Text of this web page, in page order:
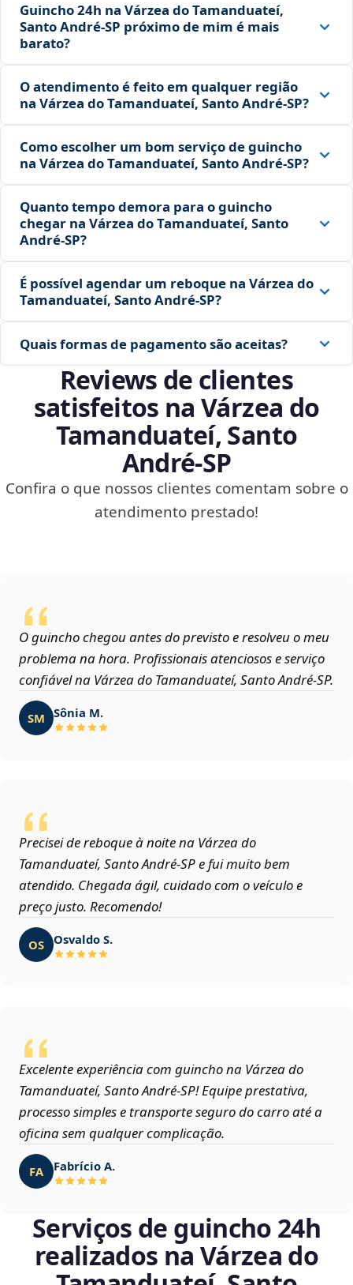
Guincho 24h na Várzea do Tamanduateí,
Santo André‑SP próximo de mim é mais
barato?
O atendimento é feito em qualquer região
na Várzea do Tamanduateí, Santo André‑SP?
Como escolher um bom serviço de guincho
na Várzea do Tamanduateí, Santo André‑SP?
Quanto tempo demora para o guincho
chegar na Várzea do Tamanduateí, Santo
André‑SP?
É possível agendar um reboque na Várzea do
Tamanduateí, Santo André‑SP?
Quais formas de pagamento são aceitas?
Reviews de clientes
satisfeitos na Várzea do
Tamanduateí, Santo
André‑SP
Confira o que nossos clientes comentam sobre o
atendimento prestado!
O guincho chegou antes do previsto e resolveu o meu
problema na hora. Profissionais atenciosos e serviço
confiável na Várzea do Tamanduateí, Santo André‑SP.
SM Sônia M.
Precisei de reboque à noite na Várzea do
Tamanduateí, Santo André‑SP e fui muito bem
atendido. Chegada ágil, cuidado com o veículo e
preço justo. Recomendo!
OS Osvaldo S.
Excelente experiência com guincho na Várzea do
Tamanduateí, Santo André‑SP! Equipe prestativa,
processo simples e transporte seguro do carro até a
oficina sem qualquer complicação.
FA Fabrício A.
Serviços de guincho 24h
realizados na Várzea do